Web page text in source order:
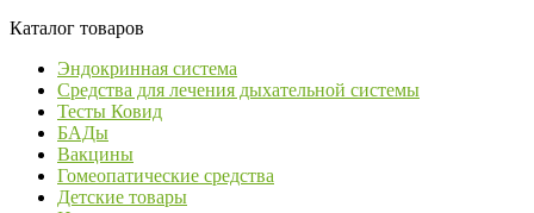
Каталог товаров
Эндокринная система
Средства для лечения дыхательной системы
Тесты Ковид
БАДы
Вакцины
Гомеопатические средства
Детские товары